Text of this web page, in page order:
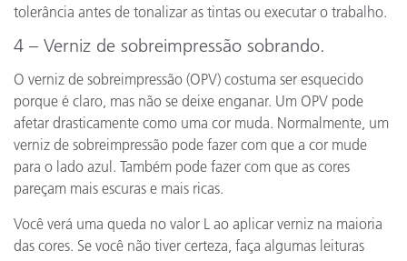
tolerância antes de tonalizar as tintas ou executar o trabalho.
4 – Verniz de sobreimpressão sobrando.
O verniz de sobreimpressão (OPV) costuma ser esquecido
porque é claro, mas não se deixe enganar. Um OPV pode
afetar drasticamente como uma cor muda. Normalmente, um
verniz de sobreimpressão pode fazer com que a cor mude
para o lado azul. Também pode fazer com que as cores
pareçam mais escuras e mais ricas.
Você verá uma queda no valor L ao aplicar verniz na maioria
das cores. Se você não tiver certeza, faça algumas leituras